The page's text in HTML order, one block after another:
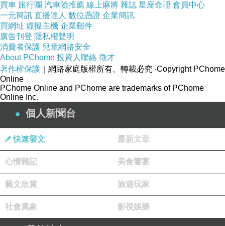
買車 旅行團 汽車險推薦 線上麻將 雜誌 星座命理 會員中心
一元簡訊 直播達人 數位憑證 企業簡訊
買網址 虛擬主機 企業郵件
廣告刊登 隱私權聲明
消費者保護 兒童網路安全
About PChome 投資人聯絡 徵才
著作權保護 ｜網路家庭版權所有、轉載必究 ‧Copyright PChome
Online
PChome Online and PChome are trademarks of PChome
Online Inc.
個人新聞台
快速發文 最新文章
心情雜記 美食饗宴
藝文欣賞 旅遊玩家
社會萬象 影視娛樂